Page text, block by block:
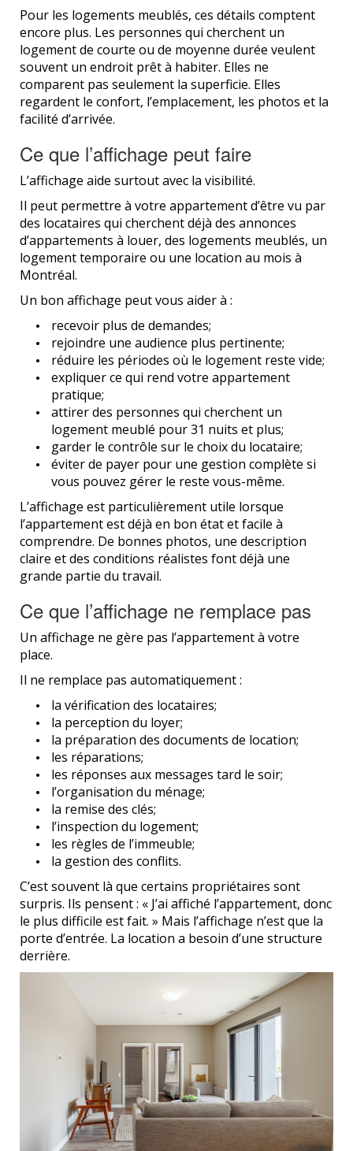
Pour les logements meublés, ces détails comptent
encore plus. Les personnes qui cherchent un
logement de courte ou de moyenne durée veulent
souvent un endroit prêt à habiter. Elles ne
comparent pas seulement la superficie. Elles
regardent le confort, l’emplacement, les photos et la
facilité d’arrivée.
Ce que l’affichage peut faire
L’affichage aide surtout avec la visibilité.
Il peut permettre à votre appartement d’être vu par
des locataires qui cherchent déjà des annonces
d’appartements à louer, des logements meublés, un
logement temporaire ou une location au mois à
Montréal.
Un bon affichage peut vous aider à :
recevoir plus de demandes;
rejoindre une audience plus pertinente;
réduire les périodes où le logement reste vide;
expliquer ce qui rend votre appartement
pratique;
attirer des personnes qui cherchent un
logement meublé pour 31 nuits et plus;
garder le contrôle sur le choix du locataire;
éviter de payer pour une gestion complète si
vous pouvez gérer le reste vous-même.
L’affichage est particulièrement utile lorsque
l’appartement est déjà en bon état et facile à
comprendre. De bonnes photos, une description
claire et des conditions réalistes font déjà une
grande partie du travail.
Ce que l’affichage ne remplace pas
Un affichage ne gère pas l’appartement à votre
place.
Il ne remplace pas automatiquement :
la vérification des locataires;
la perception du loyer;
la préparation des documents de location;
les réparations;
les réponses aux messages tard le soir;
l’organisation du ménage;
la remise des clés;
l’inspection du logement;
les règles de l’immeuble;
la gestion des conflits.
C’est souvent là que certains propriétaires sont
surpris. Ils pensent : « J’ai affiché l’appartement, donc
le plus difficile est fait. » Mais l’affichage n’est que la
porte d’entrée. La location a besoin d’une structure
derrière.